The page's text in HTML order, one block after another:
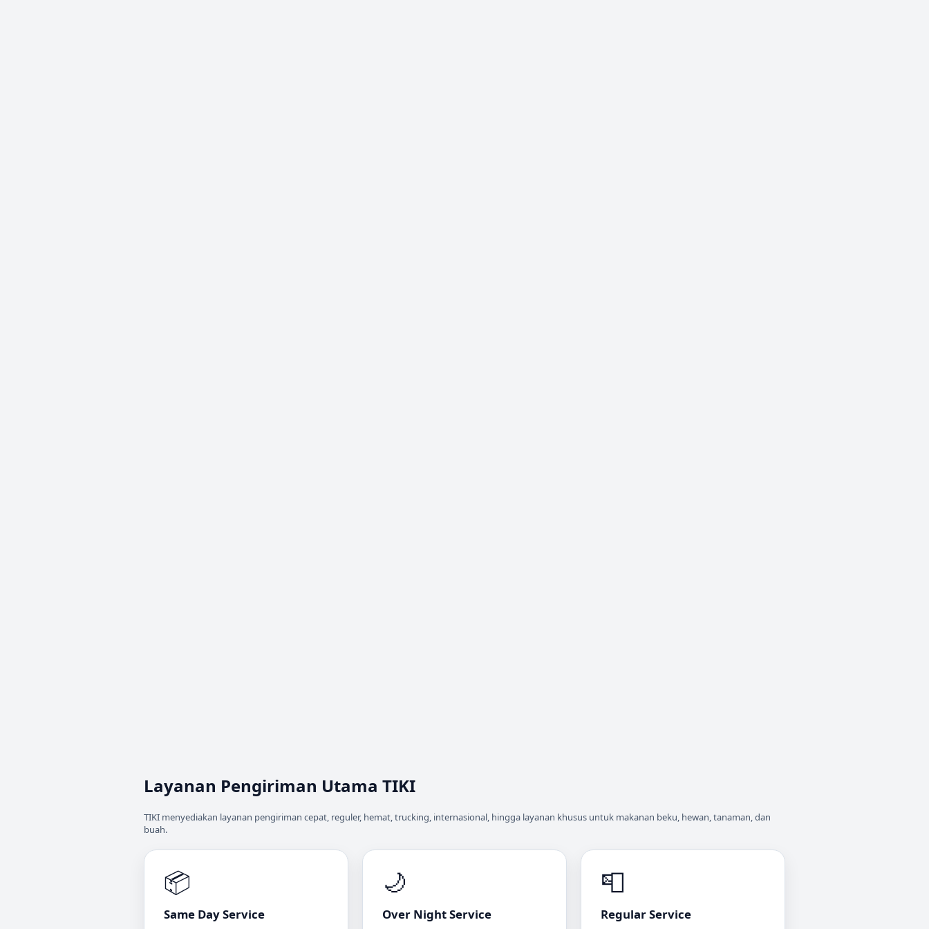
Layanan Pengiriman Utama TIKI
TIKI menyediakan layanan pengiriman cepat, reguler, hemat, trucking, internasional, hingga layanan khusus untuk makanan beku, hewan, tanaman, dan
buah.
📦
Same Day Service
🌙
Over Night Service
📮
Regular Service